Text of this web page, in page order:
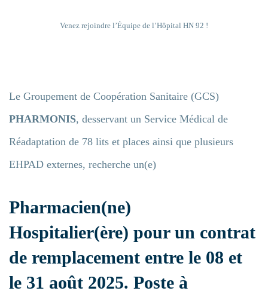
Venez rejoindre l’Équipe de l’Hôpital HN 92 !
Le Groupement de Coopération Sanitaire (GCS)
PHARMONIS, desservant un Service Médical de
Réadaptation de 78 lits et places ainsi que plusieurs
EHPAD externes, recherche un(e)
Pharmacien(ne)
Hospitalier(ère) pour un contrat
de remplacement entre le 08 et
le 31 août 2025. Poste à